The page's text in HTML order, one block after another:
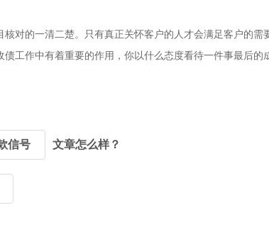
对的一清二楚。只有真正关怀客户的人才会满足客户的需
工作中有着重要的作用，你以什么态度看待一件事最后的
信号 文章怎么样？